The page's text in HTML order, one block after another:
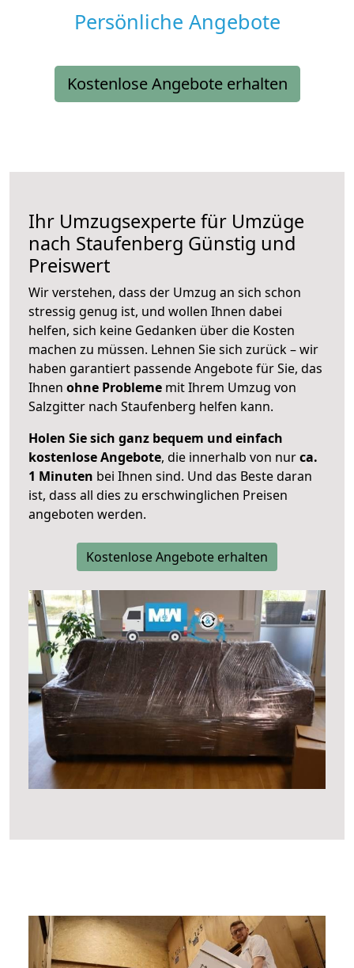
Persönliche Angebote
Kostenlose Angebote erhalten
Ihr Umzugsexperte für Umzüge
nach Staufenberg Günstig und
Preiswert
Wir verstehen, dass der Umzug an sich schon
stressig genug ist, und wollen Ihnen dabei
helfen, sich keine Gedanken über die Kosten
machen zu müssen. Lehnen Sie sich zurück – wir
haben garantiert passende Angebote für Sie, das
Ihnen ohne Probleme mit Ihrem Umzug von
Salzgitter nach Staufenberg helfen kann.
Holen Sie sich ganz bequem und einfach
kostenlose Angebote, die innerhalb von nurca.
1 Minuten bei Ihnen sind. Und das Beste daran
ist, dass all dies zu erschwinglichen Preisen
angeboten werden.
Kostenlose Angebote erhalten